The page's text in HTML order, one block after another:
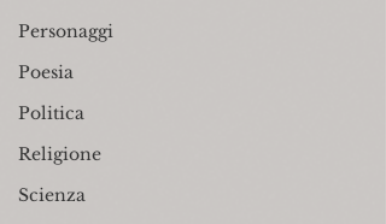
Personaggi
Poesia
Politica
Religione
Scienza